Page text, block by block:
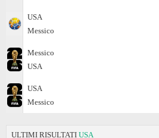
USA
Messico
Messico
USA
USA
Messico
ULTIMI RISULTATI USA